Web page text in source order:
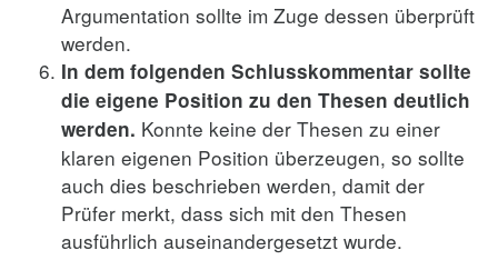
Argumentation sollte im Zuge dessen überprüft
werden.
In dem folgenden Schlusskommentar sollte
die eigene Position zu den Thesen deutlich
werden. Konnte keine der Thesen zu einer
klaren eigenen Position überzeugen, so sollte
auch dies beschrieben werden, damit der
Prüfer merkt, dass sich mit den Thesen
ausführlich auseinandergesetzt wurde.